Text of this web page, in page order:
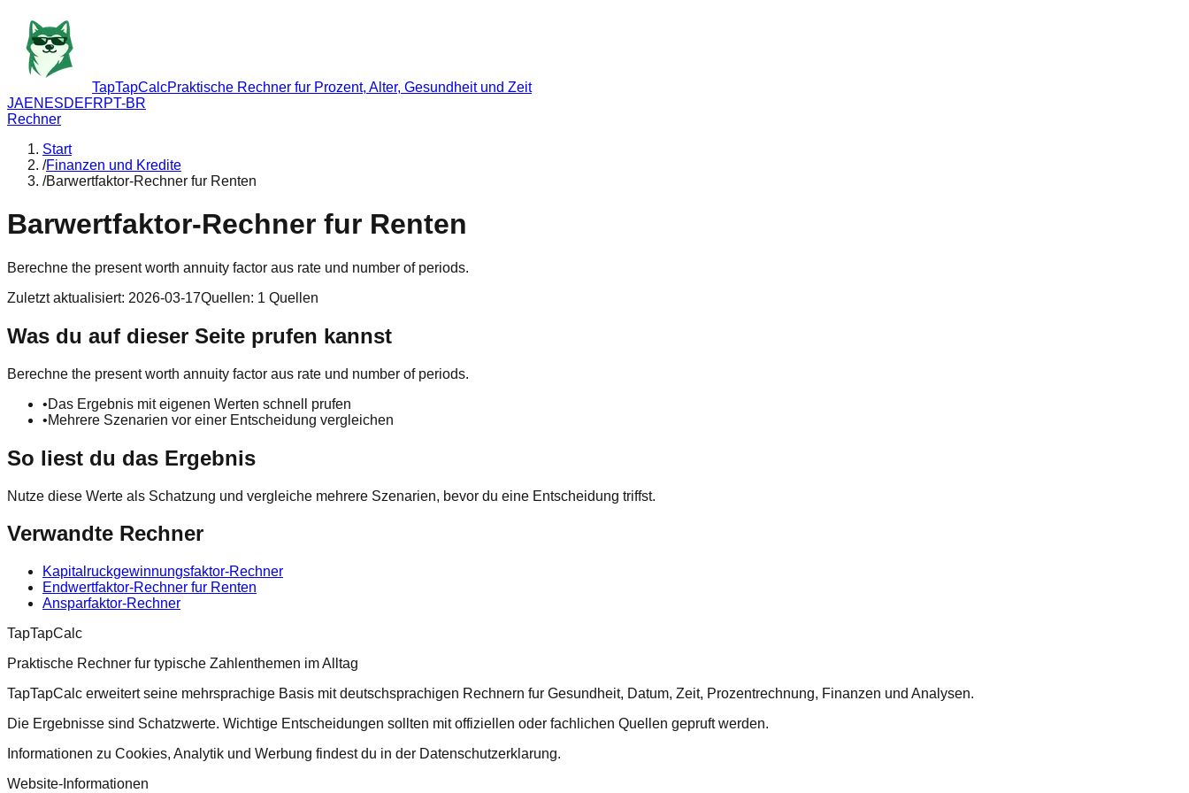
TapTapCalcPraktische Rechner fur Prozent, Alter, Gesundheit und Zeit
JAEN ESDEFRPT-BR
Rechner
Start
/Finanzen und Kredite
/Barwertfaktor-Rechner fur Renten
Barwertfaktor-Rechner fur Renten
Berechne the present worth annuity factor aus rate und number of periods.
Zuletzt aktualisiert: 2026-03-17Quellen: 1 Quellen
Was du auf dieser Seite prufen kannst
Berechne the present worth annuity factor aus rate und number of periods.
•Das Ergebnis mit eigenen Werten schnell prufen
•Mehrere Szenarien vor einer Entscheidung vergleichen
So liest du das Ergebnis
Nutze diese Werte als Schatzung und vergleiche mehrere Szenarien, bevor du eine Entscheidung triffst.
Verwandte Rechner
Kapitalruckgewinnungsfaktor-Rechner
Endwertfaktor-Rechner fur Renten
Ansparfaktor-Rechner
TapTapCalc
Praktische Rechner fur typische Zahlenthemen im Alltag
TapTapCalc erweitert seine mehrsprachige Basis mit deutschsprachigen Rechnern fur Gesundheit, Datum, Zeit, Prozentrechnung, Finanzen und Analysen.
Die Ergebnisse sind Schatzwerte. Wichtige Entscheidungen sollten mit offiziellen oder fachlichen Quellen gepruft werden.
Informationen zu Cookies, Analytik und Werbung findest du in der Datenschutzerklarung.
Website-Informationen